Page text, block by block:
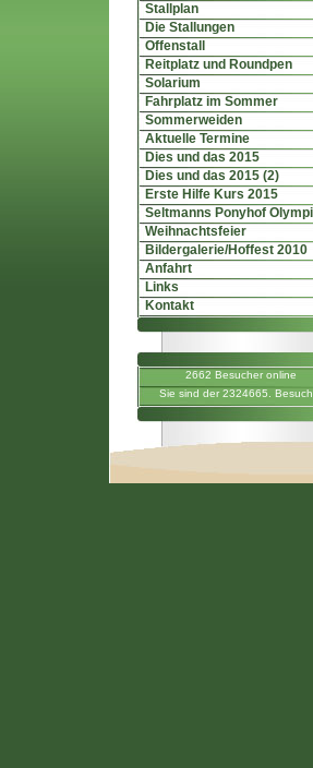
Stallplan
Die Stallungen
Offenstall
Reitplatz und Roundpen
Solarium
Fahrplatz im Sommer
Sommerweiden
Aktuelle Termine
Dies und das 2015
Dies und das 2015 (2)
Erste Hilfe Kurs 2015
Seltmanns Ponyhof
Weihnachtsfeier
Bildergalerie/Hoffest 2010
Anfahrt
Links
Kontakt
2662 Besucher online
Sie sind der 2324665.